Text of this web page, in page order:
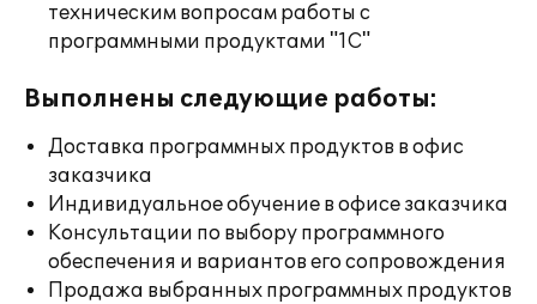
техническим вопросам работы с
программными продуктами "1С"
Выполнены следующие работы:
Доставка программных продуктов в офис
заказчика
Индивидуальное обучение в офисе заказчика
Консультации по выбору программного
обеспечения и вариантов его сопровождения
Продажа выбранных программных продуктов